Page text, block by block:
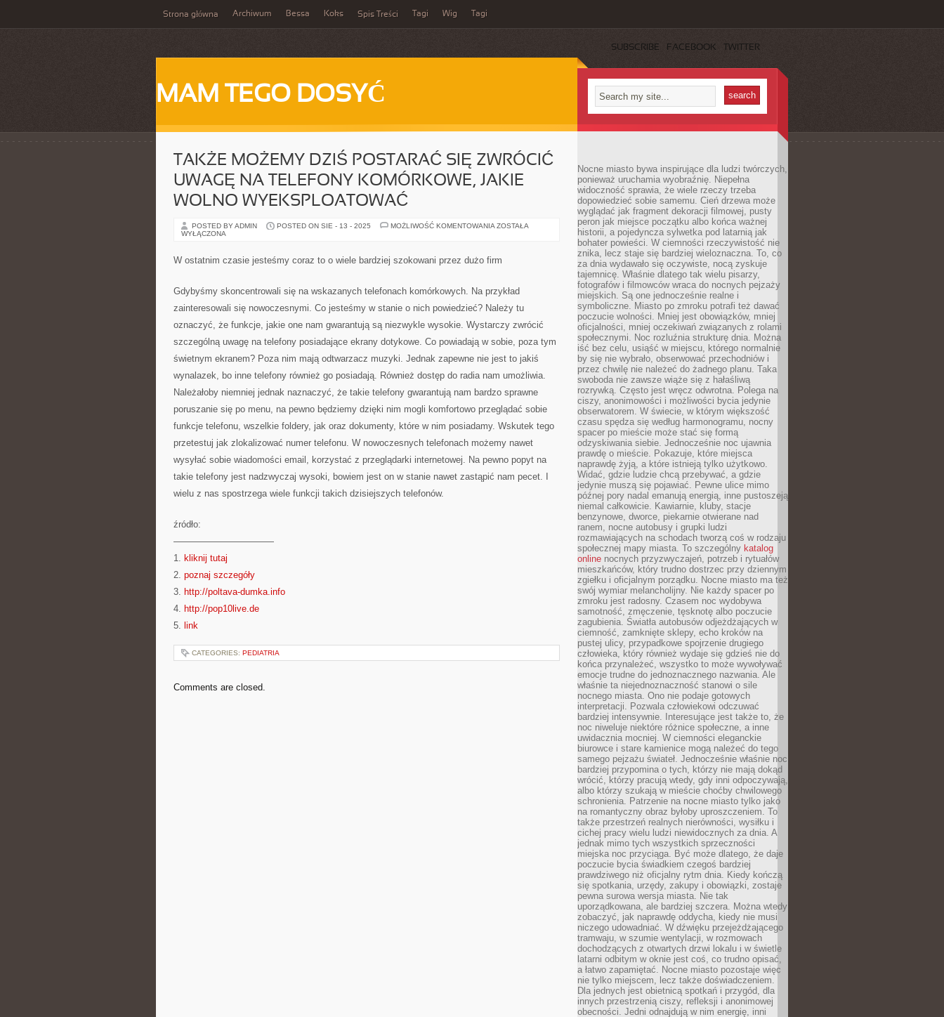
Strona główna Archiwum Bessa Koks Spis Treści Tagi Wig Tagi
SUBSCRIBE FACEBOOK TWITTER
MAM TEGO DOSYĆ
TAKŻE MOŻEMY DZIŚ POSTARAĆ SIĘ ZWRÓCIĆ
UWAGĘ NA TELEFONY KOMÓRKOWE, JAKIE
WOLNO WYEKSPLOATOWAĆ
POSTED BY ADMIN POSTED ON SIE - 13 - 2025 MOŻLIWOŚĆ KOMENTOWANIA TAKŻE
ZWRÓCIĆ
TELEFONY
KOMÓRKOWE,
WOLNO
ZOSTAŁA
WYŁĄCZONA
W ostatnim czasie jesteśmy coraz to o wiele bardziej szokowani przez dużo firm
Gdybyśmy skoncentrowali się na wskazanych telefonach komórkowych. Na przykład
zainteresowali się nowoczesnymi. Co jesteśmy w stanie o nich powiedzieć? Należy tu
oznaczyć, że funkcje, jakie one nam gwarantują są niezwykle wysokie. Wystarczy zwrócić
szczególną uwagę na telefony posiadające ekrany dotykowe. Co powiadają w sobie, poza tym
świetnym ekranem? Poza nim mają odtwarzacz muzyki. Jednak zapewne nie jest to jakiś
wynalazek, bo inne telefony również go posiadają. Również dostęp do radia nam umożliwia.
Należałoby niemniej jednak naznaczyć, że takie telefony gwarantują nam bardzo sprawne
poruszanie się po menu, na pewno będziemy dzięki nim mogli komfortowo przeglądać sobie
funkcje telefonu, wszelkie foldery, jak oraz dokumenty, które w nim posiadamy. Wskutek tego
przetestuj jak zlokalizować numer telefonu. W nowoczesnych telefonach możemy nawet
wysyłać sobie wiadomości email, korzystać z przeglądarki internetowej. Na pewno popyt na
takie telefony jest nadzwyczaj wysoki, bowiem jest on w stanie nawet zastąpić nam pecet. I
wielu z nas spostrzega wiele funkcji takich dzisiejszych telefonów.
źródło:
———————————
1. kliknij tutaj
2. poznaj szczegóły
3. http://poltava-dumka.info
4. http://pop10live.de
5. link
CATEGORIES: PEDIATRIA
Comments are closed.
Nocne miasto bywa inspirujące dla ludzi twórczych,
ponieważ uruchamia wyobraźnię. Niepełna
widoczność sprawia, że wiele rzeczy trzeba
dopowiedzieć sobie samemu. Cień drzewa może
wyglądać jak fragment dekoracji filmowej, pusty
peron jak miejsce początku albo końca ważnej
historii, a pojedyncza sylwetka pod latarnią jak
bohater powieści. W ciemności rzeczywistość nie
znika, lecz staje się bardziej wieloznaczna. To, co
za dnia wydawało się oczywiste, nocą zyskuje
tajemnicę. Właśnie dlatego tak wielu pisarzy,
fotografów i filmowców wraca do nocnych pejzaży
miejskich. Są one jednocześnie realne i
symboliczne. Miasto po zmroku potrafi też dawać
poczucie wolności. Mniej jest obowiązków, mniej
oficjalności, mniej oczekiwań związanych z rolami
społecznymi. Noc rozluźnia strukturę dnia. Można
iść bez celu, usiąść w miejscu, którego normalnie
by się nie wybrało, obserwować przechodniów i
przez chwilę nie należeć do żadnego planu. Taka
swoboda nie zawsze wiąże się z hałaśliwą
rozrywką. Często jest wręcz odwrotna. Polega na
ciszy, anonimowości i możliwości bycia jedynie
obserwatorem. W świecie, w którym większość
czasu spędza się według harmonogramu, nocny
spacer po mieście może stać się formą
odzyskiwania siebie. Jednocześnie noc ujawnia
prawdę o mieście. Pokazuje, które miejsca
naprawdę żyją, a które istnieją tylko użytkowo.
Widać, gdzie ludzie chcą przebywać, a gdzie
jedynie muszą się pojawiać. Pewne ulice mimo
późnej pory nadal emanują energią, inne pustoszeją
niemal całkowicie. Kawiarnie, kluby, stacje
benzynowe, dworce, piekarnie otwierane nad
ranem, nocne autobusy i grupki ludzi
rozmawiających na schodach tworzą coś w rodzaju
społecznej mapy miasta. To szczególny katalog
online nocnych przyzwyczajeń, potrzeb i rytuałów
mieszkańców, który trudno dostrzec przy dziennym
zgiełku i oficjalnym porządku. Nocne miasto ma też
swój wymiar melancholijny. Nie każdy spacer po
zmroku jest radosny. Czasem noc wydobywa
samotność, zmęczenie, tęsknotę albo poczucie
zagubienia. Światła autobusów odjeżdżających w
ciemność, zamknięte sklepy, echo kroków na
pustej ulicy, przypadkowe spojrzenie drugiego
człowieka, który również wydaje się gdzieś nie do
końca przynależeć, wszystko to może wywoływać
emocje trudne do jednoznacznego nazwania. Ale
właśnie ta niejednoznaczność stanowi o sile
nocnego miasta. Ono nie podaje gotowych
interpretacji. Pozwala człowiekowi odczuwać
bardziej intensywnie. Interesujące jest także to, że
noc niweluje niektóre różnice społeczne, a inne
uwidacznia mocniej. W ciemności eleganckie
biurowce i stare kamienice mogą należeć do tego
samego pejzażu świateł. Jednocześnie właśnie noc
bardziej przypomina o tych, którzy nie mają dokąd
wrócić, którzy pracują wtedy, gdy inni odpoczywają,
albo którzy szukają w mieście choćby chwilowego
schronienia. Patrzenie na nocne miasto tylko jako
na romantyczny obraz byłoby uproszczeniem. To
także przestrzeń realnych nierówności, wysiłku i
cichej pracy wielu ludzi niewidocznych za dnia. A
jednak mimo tych wszystkich sprzeczności
miejska noc przyciąga. Być może dlatego, że daje
poczucie bycia świadkiem czegoś bardziej
prawdziwego niż oficjalny rytm dnia. Kiedy kończą
się spotkania, urzędy, zakupy i obowiązki, zostaje
pewna surowa wersja miasta. Nie tak
uporządkowana, ale bardziej szczera. Można wtedy
zobaczyć, jak naprawdę oddycha, kiedy nie musi
niczego udowadniać. W dźwięku przejeżdżającego
tramwaju, w szumie wentylacji, w rozmowach
dochodzących z otwartych drzwi lokalu i w świetle
latarni odbitym w oknie jest coś, co trudno opisać,
a łatwo zapamiętać. Nocne miasto pozostaje więc
nie tylko miejscem, lecz także doświadczeniem.
Dla jednych jest obietnicą spotkań i przygód, dla
innych przestrzenią ciszy, refleksji i anonimowej
obecności. Jedni odnajdują w nim energię, inni